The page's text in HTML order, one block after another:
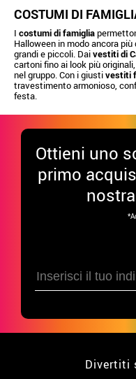
COSTUMI DI
I costumi di famiglia
Halloween in modo ancora
grandi e piccoli. Daivestiti di
cartoni fino ai look più
nel gruppo. Con i giustivestiti
travestimento armonioso,
festa.
Ottieni uno
primo
Divertiti